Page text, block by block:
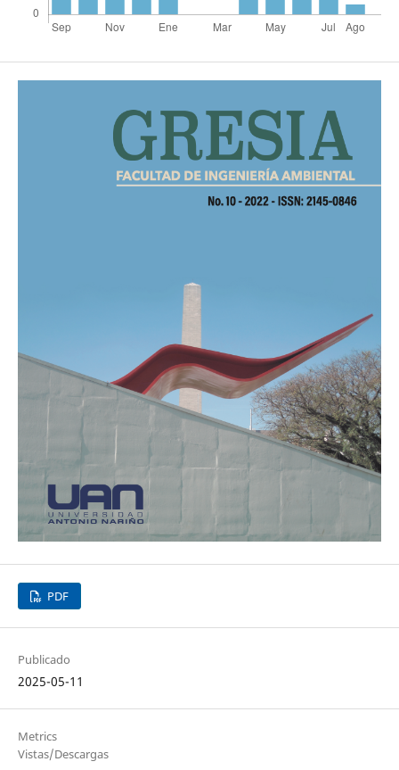
PDF
Publicado
2025-05-11
Metrics
Vistas/Descargas